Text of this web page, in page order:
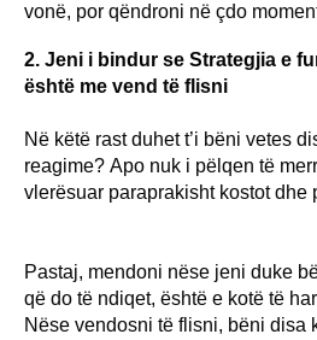
vonë, por qëndroni në çdo
2. Jeni i bindur se Strategjia e
është me vend të flisni
Në këtë rast duhet t’i bëni vetes
reagime? Apo nuk i pëlqen të
vlerësuar paraprakisht kostot dhe
Pastaj, mendoni nëse jeni duke
që do të ndiqet, është e kotë të
Nëse vendosni të flisni, bëni disa